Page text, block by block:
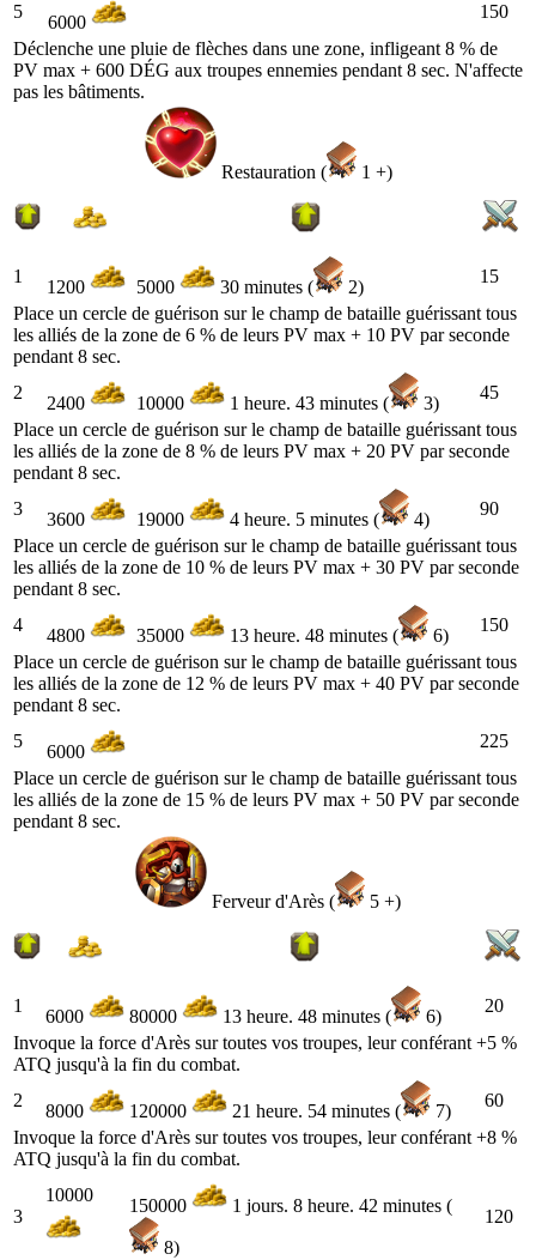
5
6000
150
Déclenche une pluie de flèches dans une zone, infligeant 8 % de
PV max + 600 DÉG aux troupes ennemies pendant 8 sec. N'affecte
pas les bâtiments.
Restauration ( 1 +)
1
1200 5000 30 minutes ( 2)
15
Place un cercle de guérison sur le champ de bataille guérissant tous
les alliés de la zone de 6 % de leurs PV max + 10 PV par seconde
pendant 8 sec.
2
2400 10000 1 heure. 43 minutes ( 3)
45
Place un cercle de guérison sur le champ de bataille guérissant tous
les alliés de la zone de 8 % de leurs PV max + 20 PV par seconde
pendant 8 sec.
3
3600 19000 4 heure. 5 minutes ( 4)
90
Place un cercle de guérison sur le champ de bataille guérissant tous
les alliés de la zone de 10 % de leurs PV max + 30 PV par seconde
pendant 8 sec.
4
4800 35000 13 heure. 48 minutes ( 6)
150
Place un cercle de guérison sur le champ de bataille guérissant tous
les alliés de la zone de 12 % de leurs PV max + 40 PV par seconde
pendant 8 sec.
5
6000
225
Place un cercle de guérison sur le champ de bataille guérissant tous
les alliés de la zone de 15 % de leurs PV max + 50 PV par seconde
pendant 8 sec.
Ferveur d'Arès ( 5 +)
1
6000 80000 13 heure. 48 minutes ( 6)
20
Invoque la force d'Arès sur toutes vos troupes, leur conférant +5 %
ATQ jusqu'à la fin du combat.
2
8000 120000 21 heure. 54 minutes ( 7)
60
Invoque la force d'Arès sur toutes vos troupes, leur conférant +8 %
ATQ jusqu'à la fin du combat.
3
10000
150000 1 jours. 8 heure. 42 minutes (
8)
120